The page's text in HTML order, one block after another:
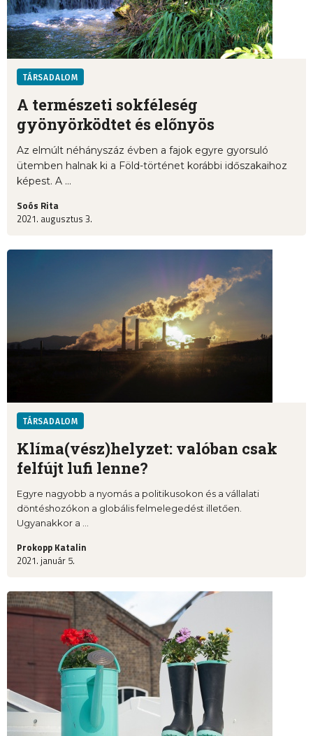
TÁRSADALOM
A természeti sokféleség
gyönyörködtet és előnyös
Az elmúlt néhányszáz évben a fajok egyre gyorsuló
ütemben halnak ki a Föld-történet korábbi időszakaihoz
képest. A ...
Soós Rita
2021. augusztus 3.
TÁRSADALOM
Klíma(vész)helyzet: valóban csak
felfújt lufi lenne?
Egyre nagyobb a nyomás a politikusokon és a vállalati
döntéshozókon a globális felmelegedést illetően.
Ugyanakkor a ...
Prokopp Katalin
2021. január 5.